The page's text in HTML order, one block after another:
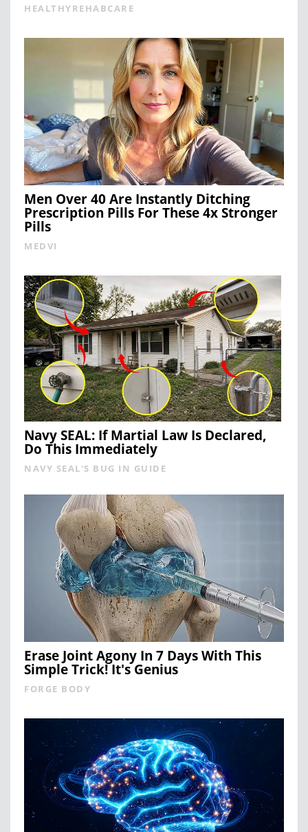
HEALTHYREHABCARE
Men Over 40 Are Instantly Ditching
Prescription Pills For These 4x Stronger
Pills
MEDVI
Navy SEAL: If Martial Law Is Declared,
Do This Immediately
NAVY SEAL'S BUG IN GUIDE
Erase Joint Agony In 7 Days With This
Simple Trick! It's Genius
FORGE BODY